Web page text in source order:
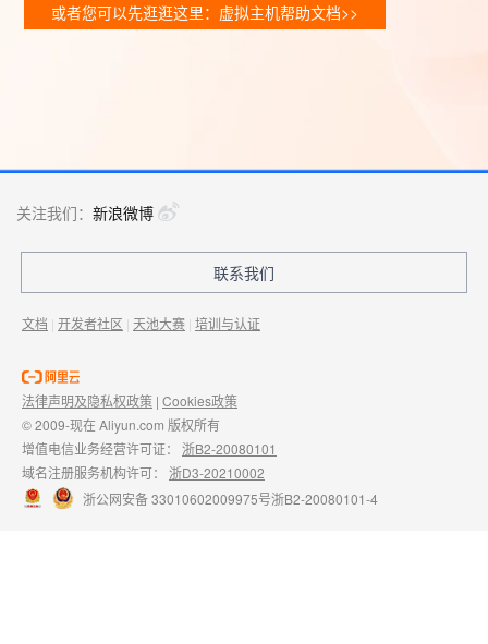
或者您可以先逛逛这里：虚拟主机帮助文档>>